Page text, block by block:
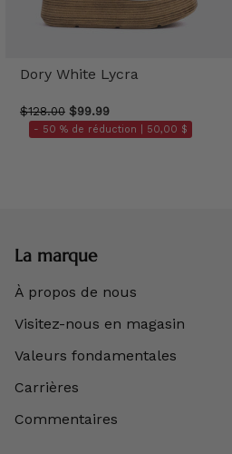
Dory White Lycra
$128.00 $99.99
- 50 % de réduction | 50,00 $
La marque
À propos de nous
Visitez-nous en magasin
Valeurs fondamentales
Carrières
Commentaires